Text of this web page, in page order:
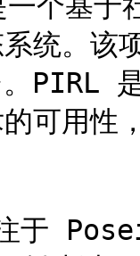
统。该
PIRL
可用性
于